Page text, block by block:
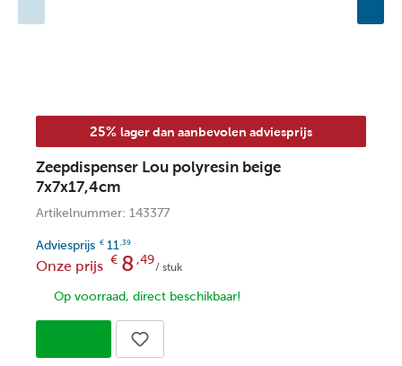
25% lager dan aanbevolen adviesprijs
Zeepdispenser Lou polyresin beige
7x7x17,4cm
Artikelnummer: 143377
Adviesprijs € 11 ,39
Onze prijs € 8 ,49
/ stuk
Op voorraad, direct beschikbaar!